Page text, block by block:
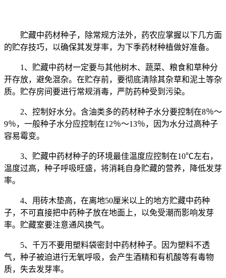
贮藏中药材种子，除常规方法外，药农应掌握以下几方面
的贮存技巧，以确保其发芽率，为下季药材种植做好准备。
1、贮藏中药材一定要与其他树木、蔬菜、粮食和草种分
开存放，避免混杂。在贮存前，要彻底清除其杂草和泥土等杂
质。贮存房间要进行常规消毒，严防药种受到污染。
2、控制好水分。含油类多的药材种子水分要控制在8％～
9％，一般种子水分应控制在12％～13％，因为水分过高种子
容易霉变。
3、贮藏中药材种子的环境最佳温度应控制在10℃左右，
温度过高，种子呼吸旺盛，将消耗自身贮藏的营养，降低发芽
率。
4、用砖木垫高，在离地50厘米以上的地方贮藏中药种
子，不可直接把中药种子放在地面上，以免受潮而影响发芽
率。贮藏室要注意通风换气。
5、千万不要用塑料袋密封中药材种子。因为塑料不透
气，种子被迫进行无氧呼吸，会产生酒精和有机酸等有毒物
质，失去发芽率。